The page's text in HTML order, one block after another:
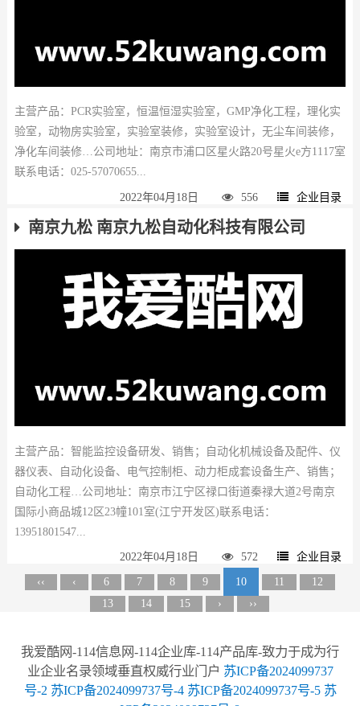
主营产品：PCR实验室，恒温恒湿实验室，GMP净化工程，理化实
验室，动物房实验室，实验室装修，实验室设计，无尘车间装修，
净化车间装修…公司地址：南京市浦口区星火路20号星火e方1117室
联系电话：025-57070655...
2022年04月18日 556 企业目录
南京九松 南京九松自动化科技有限公司
主营产品：智能监控设备研发、销售；自动化机械设备及配件、仪
器仪表、自动化设备、电气控制柜、动力柜成套设备生产、销售；
自动化工程…公司地址：南京市江宁区禄口街道秦禄大道2号南京
国际小商品城12区23幢101室(江宁开发区)联系电话：
13951801547...
2022年04月18日 572 企业目录
‹‹ ‹ 6 7 8 9 10 11
12
13
14 15 › ››
我爱酷网-114信息网-114企业库-114产品库-致力于成为行
业企业名录领域垂直权威行业门户 苏ICP备2024099737
号-2 苏ICP备2024099737号-4 苏ICP备2024099737号-5 苏